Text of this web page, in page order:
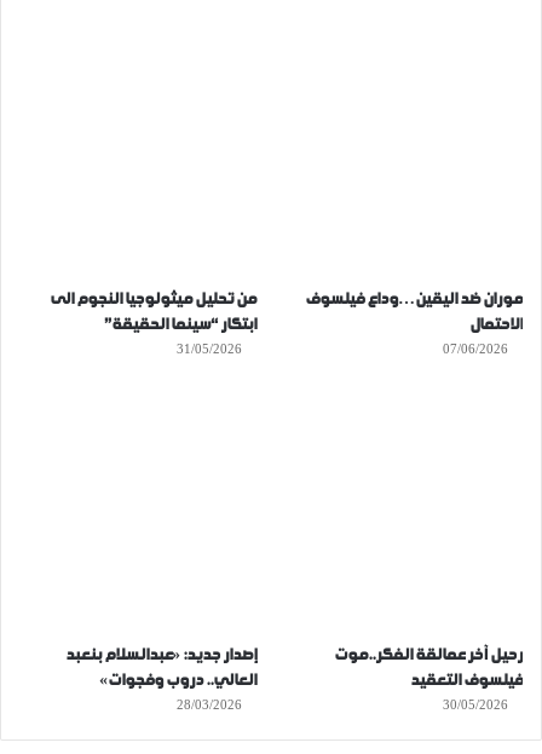
موران ضد اليقين…وداع فيلسوف
الاحتمال
07/06/2026
من تحليل ميثولوجيا النجوم الى
ابتكار “سينما الحقيقة”
31/05/2026
رحيل آخر عمالقة الفكر..موت
فيلسوف التعقيد
30/05/2026
إصدار جديد: «عبدالسلام بنعبد
العالي.. دروب وفجوات»
28/03/2026